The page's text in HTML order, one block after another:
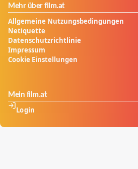
Mehr über film.at
Allgemeine Nutzungsbedingungen
Netiquette
Datenschutzrichtlinie
Impressum
Cookie Einstellungen
Mein film.at
Login